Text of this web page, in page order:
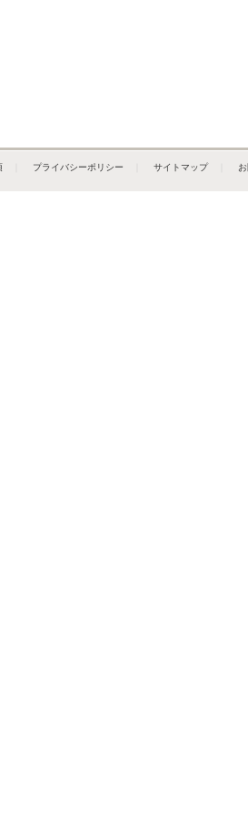
プライバシーポリシー サイトマップ｜